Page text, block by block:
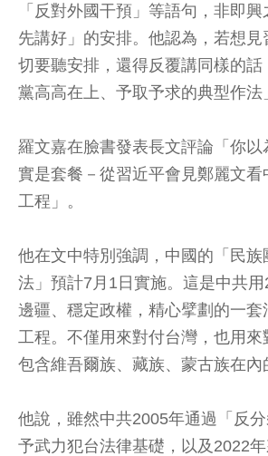
「反對外國干預」等語句，非即
先講好」的安排。他認為，若想見
切要聽安排，還得反覆講同樣的話
黨高高在上、予取予求的典型作法
羅文嘉在臉書發表長文評論「你
實是套餐－從習近平會見鄭麗文看
工程」。
他在文中特別強調，中國的「民族
法」預計7月1日實施。這是中共
邊疆、穩定政權，精心擘劃的一套
工程。不僅用來對付台灣，也用
包含維吾爾族、藏族、蒙古族在內
他說，雖然中共2005年通過「反
予武力犯台法律基礎，以及2022